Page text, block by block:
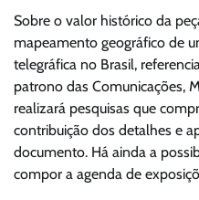
Sobre o valor histórico da
mapeamento geográfico de
telegráfica no Brasil,
patrono das Comunicações,
realizará pesquisas que
contribuição dos detalhes e
documento. Há ainda a
compor a agenda de